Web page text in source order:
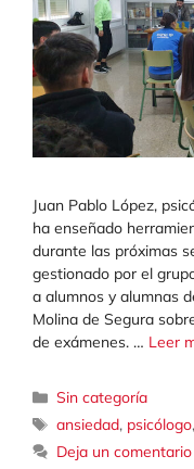
Juan Pablo López,
ha enseñado
durante las próximas
gestionado por el
a alumnos y alumnas
Molina de Segura
de exámenes. … Leer
Categorías
Sin categoría
Etiquetas
ansiedad, psicólogo
Deja un comentario